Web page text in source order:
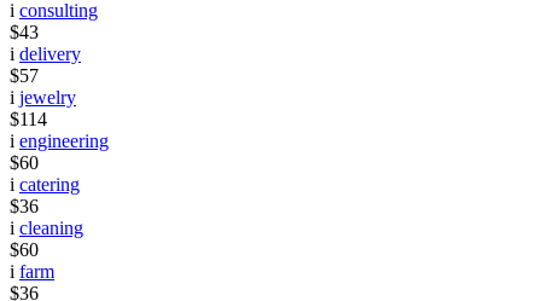
i consulting
$43
i delivery
$57
i jewelry
$114
i engineering
$60
i catering
$36
i cleaning
$60
i farm
$36